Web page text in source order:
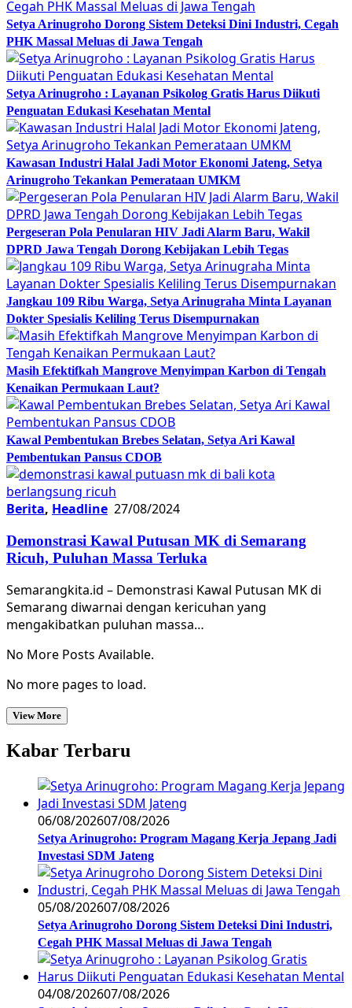
Setya Arinugroho Dorong Sistem Deteksi Dini Industri, Cegah
PHK Massal Meluas di Jawa Tengah
Setya Arinugroho : Layanan Psikolog Gratis Harus Diikuti
Penguatan Edukasi Kesehatan Mental
Kawasan Industri Halal Jadi Motor Ekonomi Jateng, Setya
Arinugroho Tekankan Pemerataan UMKM
Pergeseran Pola Penularan HIV Jadi Alarm Baru, Wakil
DPRD Jawa Tengah Dorong Kebijakan Lebih Tegas
Jangkau 109 Ribu Warga, Setya Arinugraha Minta Layanan
Dokter Spesialis Keliling Terus Disempurnakan
Masih Efektifkah Mangrove Menyimpan Karbon di Tengah
Kenaikan Permukaan Laut?
Kawal Pembentukan Brebes Selatan, Setya Ari Kawal
Pembentukan Pansus CDOB
Berita, Headline 27/08/2024
Demonstrasi Kawal Putusan MK di Semarang
Ricuh, Puluhan Massa Terluka
Semarangkita.id – Demonstrasi Kawal Putusan MK di
Semarang diwarnai dengan kericuhan yang
mengakibatkan puluhan massa…
No More Posts Available.
No more pages to load.
View More
Kabar Terbaru
06/08/202607/08/2026
Setya Arinugroho: Program Magang Kerja Jepang Jadi
Investasi SDM Jateng
05/08/202607/08/2026
Setya Arinugroho Dorong Sistem Deteksi Dini Industri,
Cegah PHK Massal Meluas di Jawa Tengah
04/08/202607/08/2026